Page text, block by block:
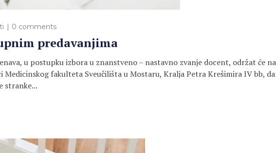
0 comments
predavanjima
Penava, u postupku izbora u znanstveno – nastavno zvanje docent,
fakulteta Sveučilišta u Mostaru, Kralja Petra Krešimira IV bb,
stranke...